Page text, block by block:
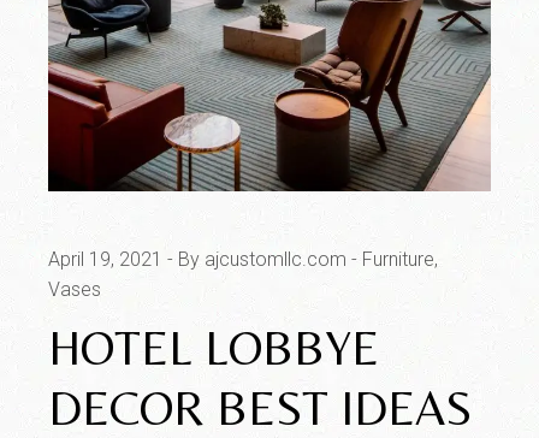
April 19, 2021 By ajcustomllc.com
Furniture
Vases
HOTEL LOBBYE
DECOR BEST IDEAS